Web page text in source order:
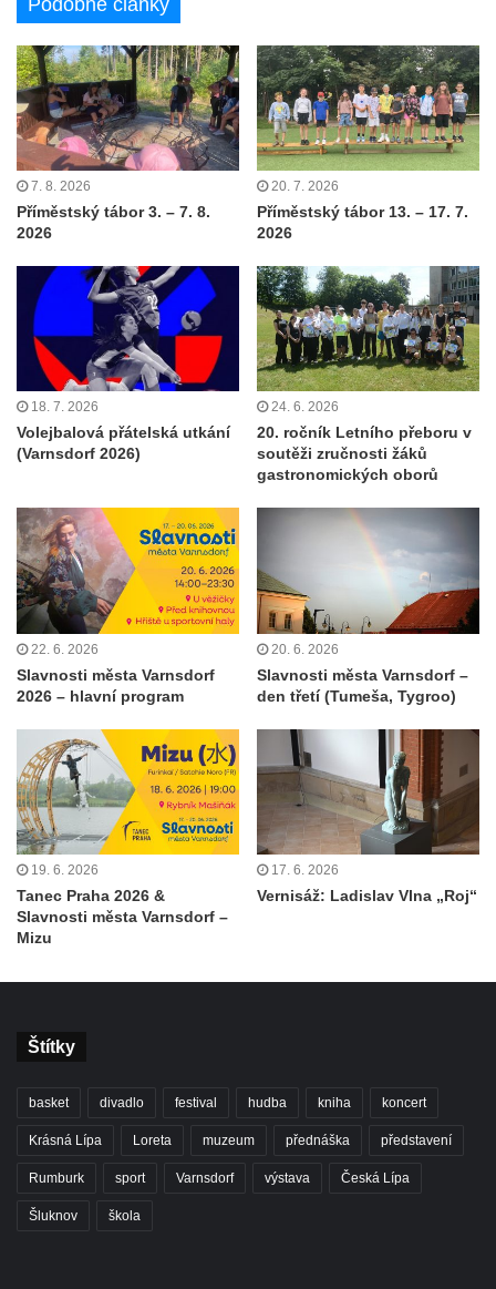
7. 8. 2026
Příměstský tábor 3. – 7. 8.
2026
20. 7. 2026
Příměstský tábor 13. – 17. 7.
2026
18. 7. 2026
Volejbalová přátelská utkání
(Varnsdorf 2026)
24. 6. 2026
20. ročník Letního přeboru v
soutěži zručnosti žáků
gastronomických oborů
22. 6. 2026
Slavnosti města Varnsdorf
2026 – hlavní program
20. 6. 2026
Slavnosti města Varnsdorf –
den třetí (Tumeša, Tygroo)
19. 6. 2026
Tanec Praha 2026 &
Slavnosti města Varnsdorf –
Mizu
17. 6. 2026
Vernisáž: Ladislav Vlna „Roj“
Štítky
basket divadlo festival hudba kniha koncert
Krásná Lípa Loreta muzeum přednáška představení
Rumburk sport Varnsdorf výstava Česká Lípa
Šluknov škola